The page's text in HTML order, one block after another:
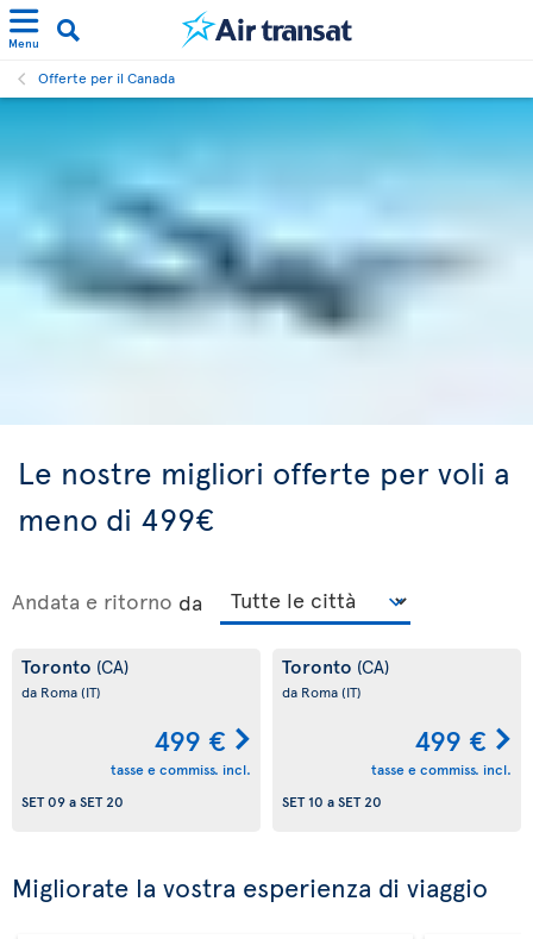
Menu
Offerte per il Canada
Le nostre migliori offerte per voli a
meno di 499€
Andata e ritorno da
Toronto (CA)
da Roma(IT)
499 €
tasse e commiss. incl.
SET 09aSET 20
Toronto (CA)
da Roma(IT)
499 €
tasse e commiss. incl.
SET 10 aSET 20
Migliorate la vostra esperienza di viaggio